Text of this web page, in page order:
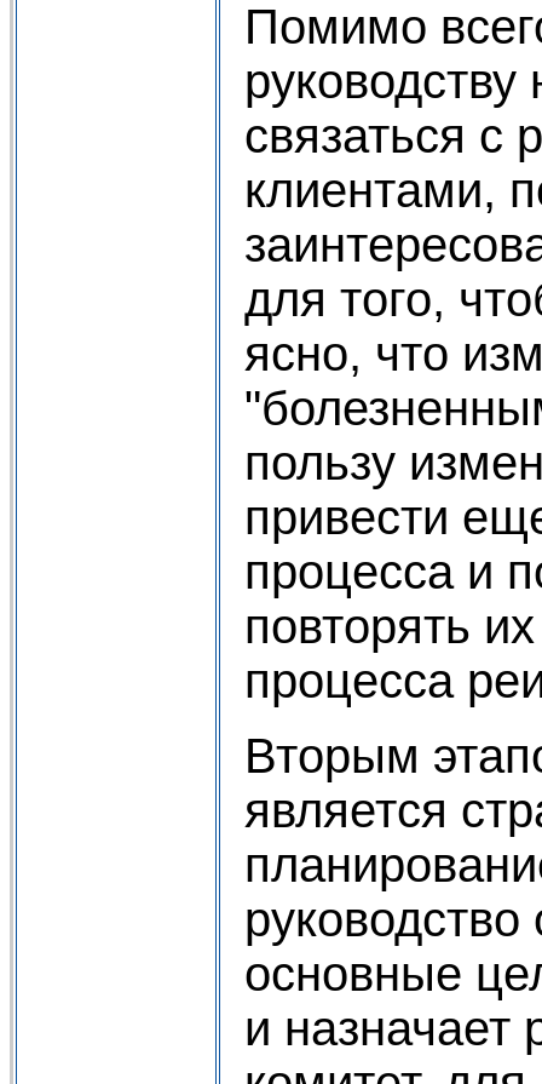
Помимо
связаться с
клиентами,
для того,
ясно, что
пользу
привести
процесса и
повторять
процесса
Вторым
является
основные
и назначает